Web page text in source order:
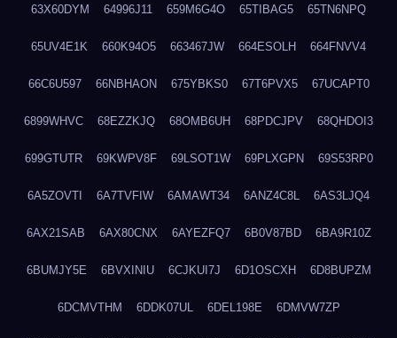
63X60DYM 64996J11 659M6G4O 65TIBAG5 65TN6NPQ
65UV4E1K 660K94O5 663467JW 664ESOLH 664FNVV4
66C6U597 66NBHAON 675YBKS0 67T6PVX5 67UCAPT0
6899WHVC 68EZZKJQ 68OMB6UH 68PDCJPV 68QHDOI3
699GTUTR 69KWPV8F 69LSOT1W 69PLXGPN 69S53RP0
6A5ZOVTI 6A7TVFIW 6AMAWT34 6ANZ4C8L 6AS3LJQ4
6AX21SAB 6AX80CNX 6AYEZFQ7 6B0V87BD 6BA9R10Z
6BUMJY5E 6BVXINIU 6CJKUI7J 6D1OSCXH 6D8BUPZM
6DCMVTHM 6DDK07UL 6DEL198E 6DMVW7ZP